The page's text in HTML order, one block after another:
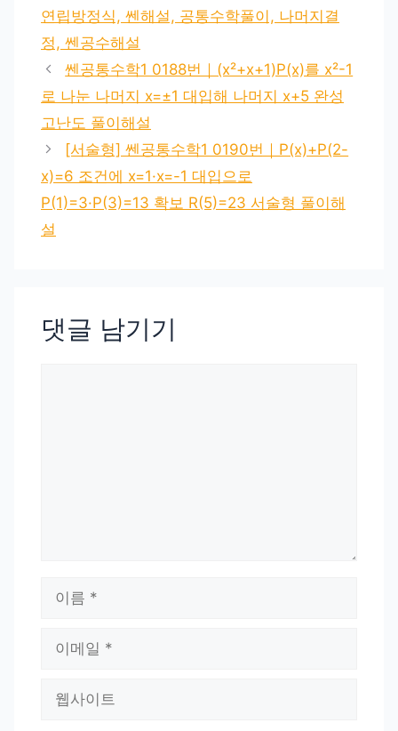
연립방정식, 쎈해설, 공통수학풀이, 나머지결
정, 쎈공수해설
쎈공통수학1 0188번｜(x²+x+1)P(x)를 x²-1
로 나눈 나머지 x=±1 대입해 나머지 x+5 완성
고난도 풀이해설
[서술형] 쎈공통수학1 0190번｜P(x)+P(2-
x)=6 조건에 x=1·x=-1 대입으로
P(1)=3·P(3)=13 확보 R(5)=23 서술형 풀이해
설
댓글 남기기